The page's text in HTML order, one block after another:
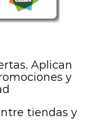
Aplican
y
tiendas y